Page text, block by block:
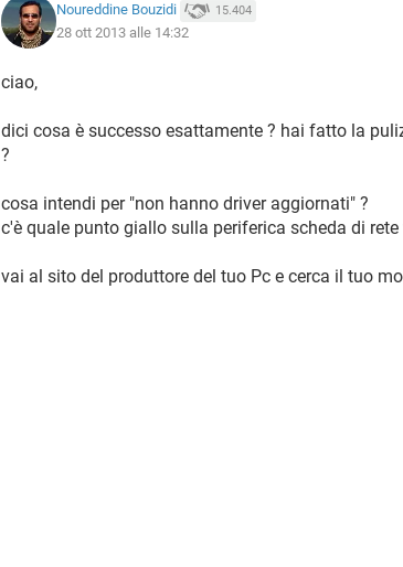
Noureddine Bouzidi 15.404
28 ott 2013 alle 14:32
ciao,
dici cosa è successo esattamente ? hai fatto la
?
cosa intendi per "non hanno driver aggiornati" ?
c'è quale punto giallo sulla periferica scheda di rete
vai al sito del produttore del tuo Pc e cerca il tuo